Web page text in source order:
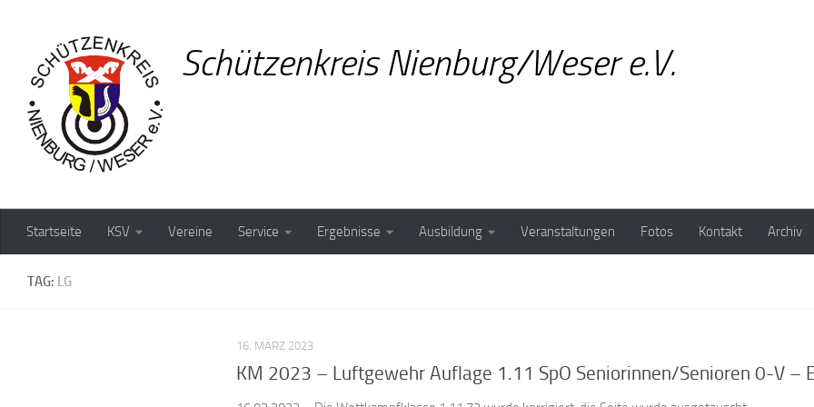
Schützenkreis Nienburg/Weser e.V.
Startseite KSV Vereine Service Ergebnisse Ausbildung Veranstaltungen Fotos Kontakt Archiv
TAG: LG
16. MÄRZ 2023
KM 2023 – Luftgewehr Auflage 1.11 SpO Seniorinnen/Senioren 0-V –